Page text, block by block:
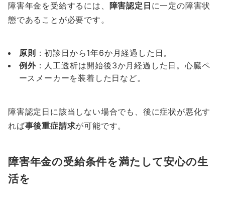
障害年金を受給するには、 障害認定日 に一定の障害状
態であることが必要です。
原則 ：初診日から1年6か月経過した日。
例外：人工透析は開始後3か月経過した日。心臓ペ
ースメーカーを装着した日など。
障害認定日に該当しない場合でも、後に症状が悪化す
れば事後重症請求が可能です。
障害年金の受給条件を満たして安心の生
活を